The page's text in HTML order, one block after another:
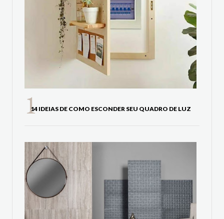
14 IDEIAS DE COMO ESCONDER SEU QUADRO DE LUZ